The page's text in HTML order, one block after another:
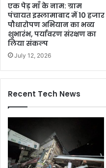
एक पेड़ माँ के नाम: ग्राम
पंचायत इस्लामाबाद में 10 हजार
पौधारोपण अभियान का भव्य
शुभारंभ, पर्यावरण संरक्षण का
लिया संकल्प
July 12, 2026
Recent Tech News